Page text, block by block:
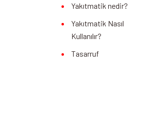
Yakıtmatik nedir?
Yakıtmatik Nasıl
Kullanılır?
Tasarruf